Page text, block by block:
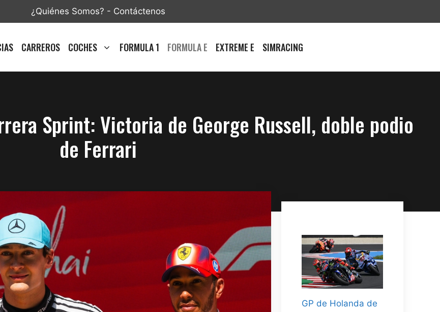
¿Quiénes Somos? - Contáctenos
CARREROS COCHES FORMULA 1 FORMULA E EXTREME E SIMRACING
Sprint: Victoria de George Russell, doble podio
de Ferrari
GP de Holanda de